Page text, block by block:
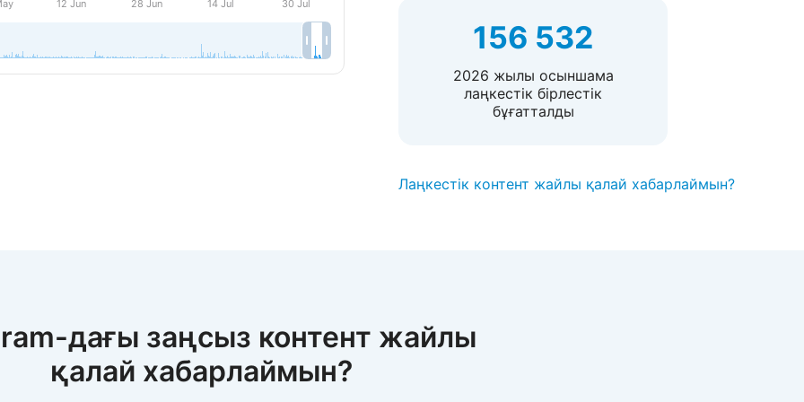
156 532
2026 жылы осыншама
лаңкестік бірлестік
бұғатталды
Лаңкестік контент жайлы қалай хабарлаймын?
дағы заңсыз контент жайлы
қалай хабарлаймын?